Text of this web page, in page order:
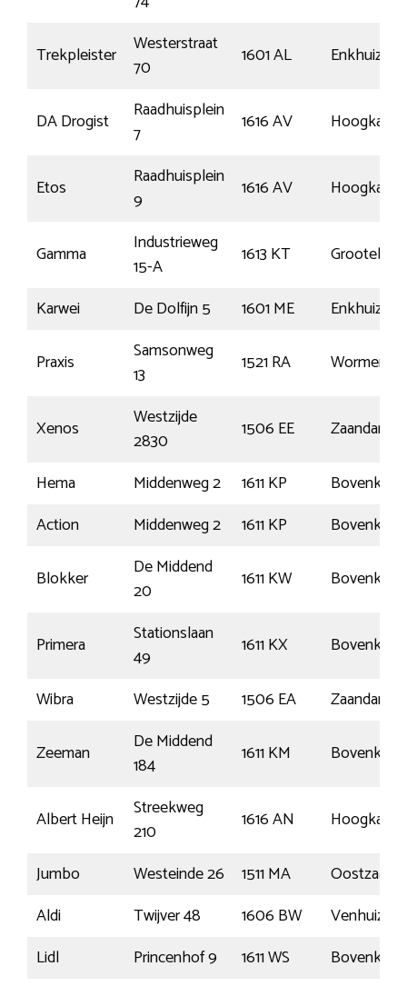
Trekpleister
Westerstraat
70
1601 AL Enkhuizen
DA Drogist
Raadhuisplein
7
1616 AV
Etos
Raadhuisplein
9
1616 AV
Gamma
Industrieweg
15-A
1613 KT
Karwei
De Dolfijn 5 1601 ME
Enkhuizen
Praxis
Samsonweg
13
1521 RA
Xenos
Westzijde
2830
1506 EE
Zaandam
Hema
Middenweg 2 1611 KP
Action
Middenweg 2 1611 KP
Blokker
De Middend
20
1611 KW
Primera
Stationslaan
49
1611 KX
Wibra
Westzijde 5 1506 EA
Zaandam
Zeeman
De Middend
184
1611 KM
Albert Heijn
Streekweg
210
1616 AN
Jumbo
Westeinde 26 1511 MA
Oostzaan
Aldi
Twijver 48 1606 BW
Venhuizen
Lidl
Princenhof 9 1611 WS